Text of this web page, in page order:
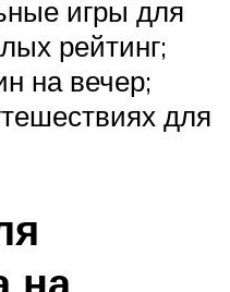
игры для
рейтинг;
на вечер;
для